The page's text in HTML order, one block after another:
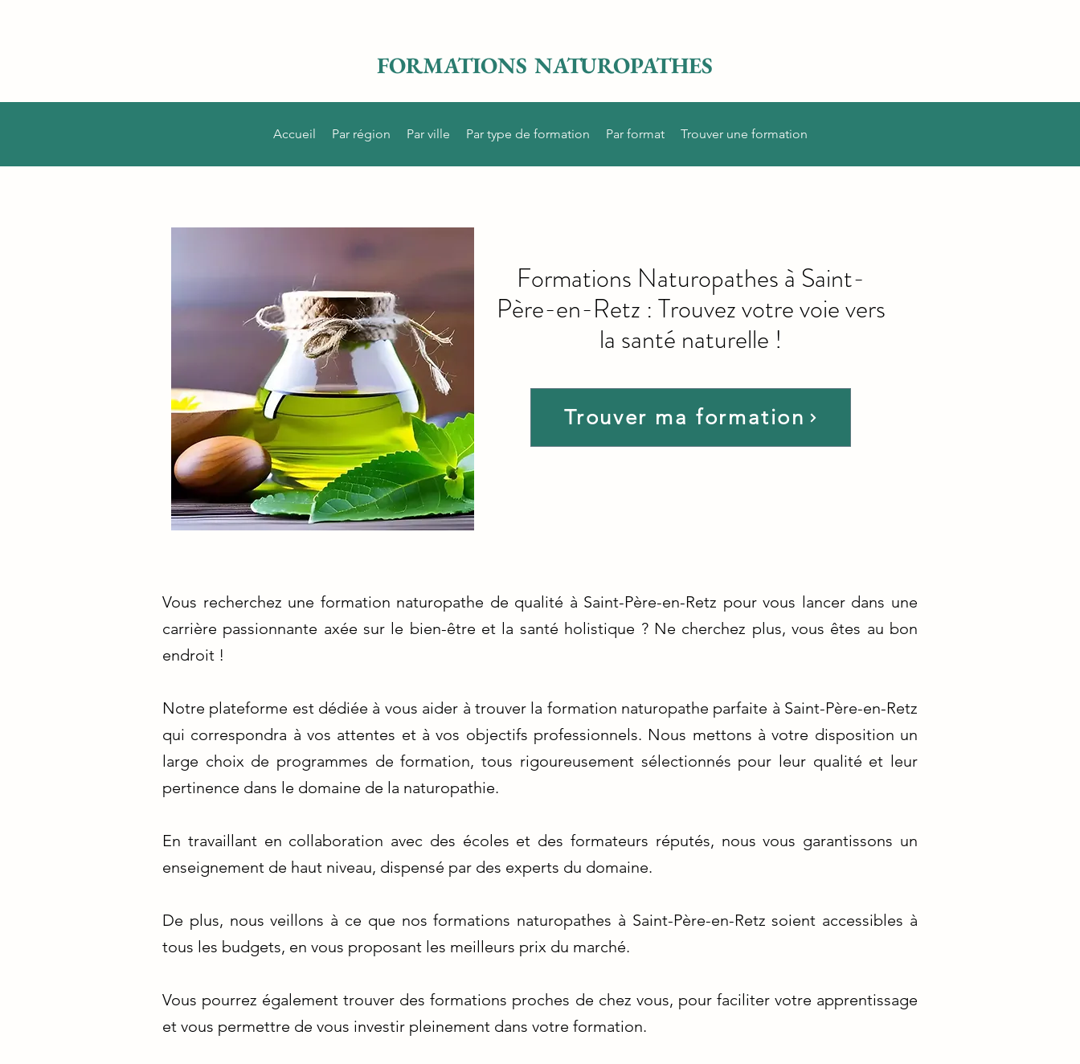
FORMATIONS NATUROPATHES
Accueil Par région Par ville Par type de formation Par format Trouver une formation
Trouver ma formation
Formations Naturopathes à Saint-
Père-en-Retz : Trouvez votre voie vers
la santé naturelle !
Vous recherchez une formation naturopathe de qualité à Saint-Père-en-Retz pour vous lancer dans une
carrière passionnante axée sur le bien-être et la santé holistique ? Ne cherchez plus, vous êtes au bon
endroit !
Notre plateforme est dédiée à vous aider à trouver la formation naturopathe parfaite à Saint-Père-en-Retz
qui correspondra à vos attentes et à vos objectifs professionnels. Nous mettons à votre disposition un
large choix de programmes de formation, tous rigoureusement sélectionnés pour leur qualité et leur
pertinence dans le domaine de la naturopathie.
En travaillant en collaboration avec des écoles et des formateurs réputés, nous vous garantissons un
enseignement de haut niveau, dispensé par des experts du domaine.
De plus, nous veillons à ce que nos formations naturopathes à Saint-Père-en-Retz soient accessibles à
tous les budgets, en vous proposant les meilleurs prix du marché.
Vous pourrez également trouver des formations proches de chez vous, pour faciliter votre apprentissage
et vous permettre de vous investir pleinement dans votre formation.